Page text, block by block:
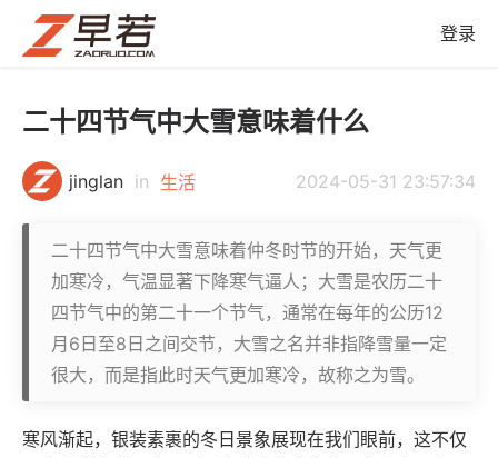
登录
二十四节气中大雪意味着什么
jinglan in 生活 2024-05-31 23:57:34
二十四节气中大雪意味着仲冬时节的开始，天气更
加寒冷，气温显著下降寒气逼人；大雪是农历二十
四节气中的第二十一个节气，通常在每年的公历12
月6日至8日之间交节，大雪之名并非指降雪量一定
很大，而是指此时天气更加寒冷，故称之为雪。
寒风渐起，银装素裹的冬日景象展现在我们眼前，这不仅